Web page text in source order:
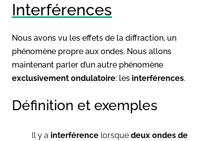
Interférences
Nous avons vu les effets de la diffraction, un
phénomène propre aux ondes. Nous allons
maintenant parler d’un autre phénomène
exclusivement ondulatoire: les interférences.
Définition et exemples
Il y a interférence lorsque deux ondes de